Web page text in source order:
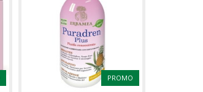
PROMO